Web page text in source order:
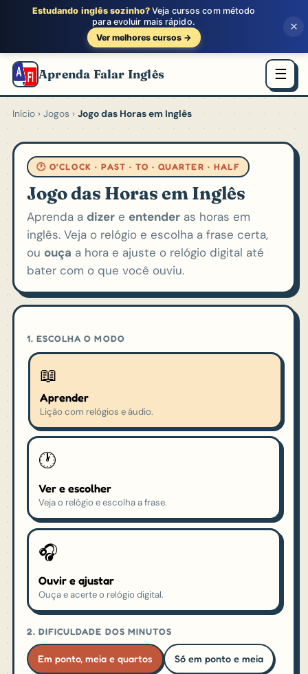
Aprenda Falar Inglês ☰
Início› Jogos › Jogo das Horas em Inglês
🕐 O'CLOCK · PAST · TO · QUARTER · HALF
Jogo das Horas em Inglês
Aprenda a dizere entenderas horas em
inglês. Veja o relógio e escolha a frase certa,
ou ouça a hora e ajuste o relógio digital até
bater com o que você ouviu.
1. ESCOLHA O MODO
📖
Aprender
Lição com relógios e áudio.
🕐
Ver e escolher
Veja o relógio e escolha a frase.
🎧
Ouvir e ajustar
Ouça e acerte o relógio digital.
2. DIFICULDADE DOS MINUTOS
Em ponto, meia e quartos Só em ponto e meia
Estudando inglês sozinho? Veja cursos com método
para evoluir mais rápido.
Ver melhores cursos →
×